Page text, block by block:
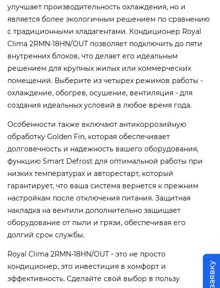
улучшает производительность охлаждения, но и
является более экологичным решением по сравнению
с традиционными хладагентами. Кондиционер Royal
Clima 2RMN-18HN/OUT позволяет подключить до пяти
внутренних блоков, что делает его идеальным
решением для крупных жилых или коммерческих
помещений. Выберите из четырех режимов работы -
охлаждение, обогрев, осушение, вентиляция - для
создания идеальных условий в любое время года.
Особенности также включают антикоррозийную
обработку Golden Fin, которая обеспечивает
долговечность и надежность вашего оборудования,
функцию Smart Defrost для оптимальной работы при
низких температурах и авторестарт, который
гарантирует, что ваша система вернется к прежним
настройкам после отключения питания. Защитная
накладка на вентили дополнительно защищает
оборудование от пыли и грязи, обеспечивая его
долгий срок службы.
Royal Clima 2RMN-18HN/OUT - это не просто
кондиционер, это инвестиция в комфорт и
эффективность. Сделайте свой выбор в пользу